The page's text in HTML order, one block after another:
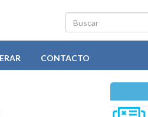
Buscar
CONTACTO